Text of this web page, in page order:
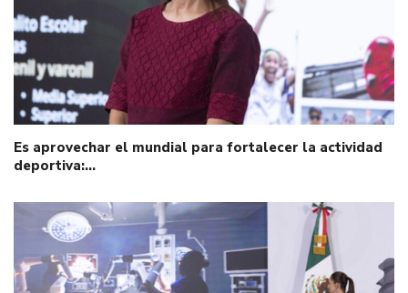
Es aprovechar el mundial para fortalecer la actividad
deportiva:…